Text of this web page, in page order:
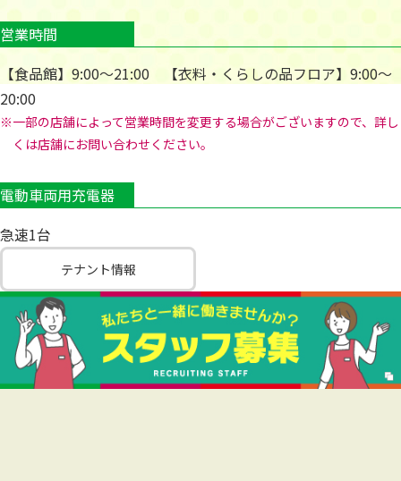
営業時間
【食品館】9:00～21:00 【衣料・くらしの品フロア】9:00～
20:00
※一部の店舗によって営業時間を変更する場合がございますので、詳し
くは店舗にお問い合わせください。
電動車両用充電器
急速1台
テナント情報